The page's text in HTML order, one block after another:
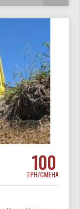
100
ГРН/СМЕНА